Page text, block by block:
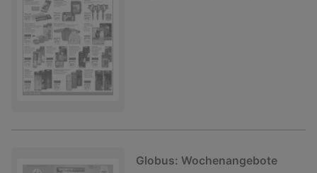
Globus: Wochenangebote